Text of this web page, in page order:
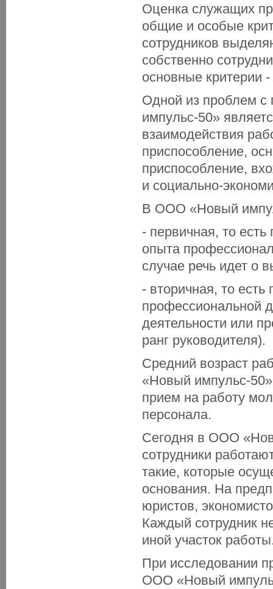
Оценка служащих
общие и особые
сотрудников
собственно
основные критерии
Одной из проблем
импульс-50»
взаимодействия
приспособление,
приспособление,
и социально-
В ООО «Новый
- первичная, то
опыта
случае речь идет о
- вторичная, то
профессиональной
деятельности или
ранг руководителя).
Средний возраст
«Новый импульс-
прием на работу
персонала.
Сегодня в ООО
сотрудники
такие, которые
основания. На
юристов,
Каждый сотрудник
иной участок
При исследовании
ООО «Новый